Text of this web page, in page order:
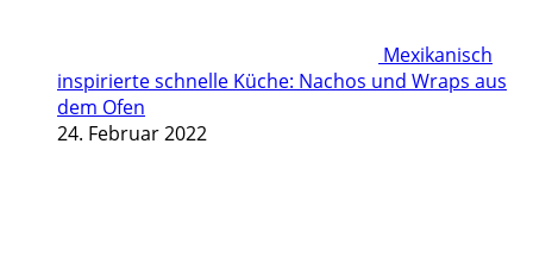
Mexikanisch
inspirierte schnelle Küche: Nachos und Wraps aus
dem Ofen
24. Februar 2022